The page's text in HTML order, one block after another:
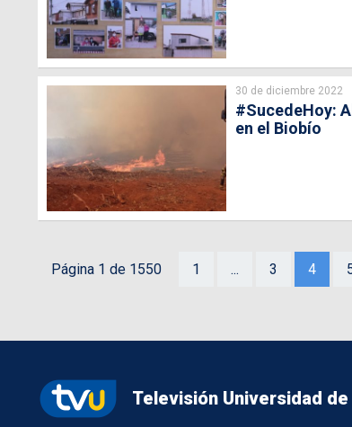
30 de diciembre 2022
#SucedeHoy:
en el Biobío
Página 1 de 1550 1 ... 3 4
Televisión Universidad